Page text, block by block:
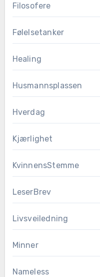
Filosofere
Følelsetanker
Healing
Husmannsplassen
Hverdag
Kjærlighet
KvinnensStemme
LeserBrev
Livsveiledning
Minner
Nameless